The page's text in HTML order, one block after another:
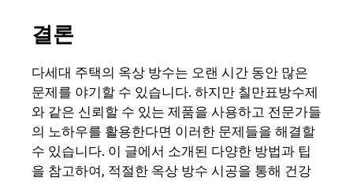
결론
다세대 주택의 옥상 방수는 오랜 시간 동안 많은
문제를 야기할 수 있습니다. 하지만 칠만표방수제
와 같은 신뢰할 수 있는 제품을 사용하고 전문가들
의 노하우를 활용한다면 이러한 문제들을 해결할
수 있습니다. 이 글에서 소개된 다양한 방법과 팁
을 참고하여, 적절한 옥상 방수 시공을 통해 건강